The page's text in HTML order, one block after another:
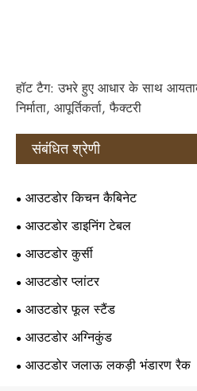
हॉट टैग: उभरे हुए आधार के साथ
निर्माता, आपूर्तिकर्ता, फैक्टरी
संबंधित श्रेणी
आउटडोर किचन कैबिनेट
आउटडोर डाइनिंग टेबल
आउटडोर कुर्सी
आउटडोर प्लांटर
आउटडोर फूल स्टैंड
आउटडोर अग्निकुंड
आउटडोर जलाऊ लकड़ी भंडारण रैक